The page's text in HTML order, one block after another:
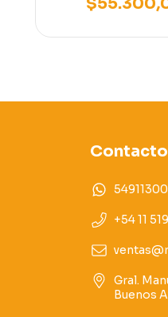
Contacto
+54 11
Gral.
Buenos